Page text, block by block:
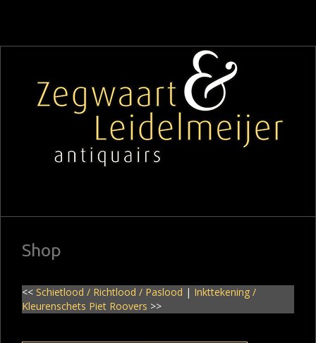
Shop
<< Schietlood / Richtlood / Paslood | Inkttekening /
Kleurenschets Piet Roovers >>